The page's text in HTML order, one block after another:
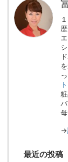
→
最近の投稿